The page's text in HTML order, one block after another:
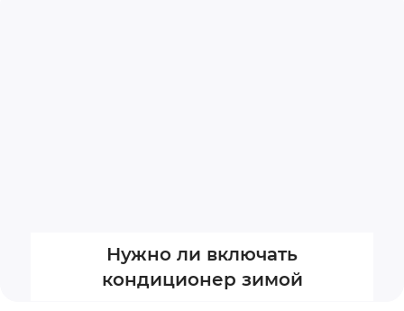
Нужно ли включать
кондиционер зимой